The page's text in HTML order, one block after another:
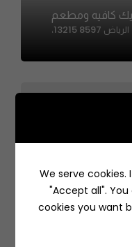
2775 طريق الملك عبدالله، الملك فيصل، الرياض 13215 8597،
We serve
"Accept all".
cookies you want